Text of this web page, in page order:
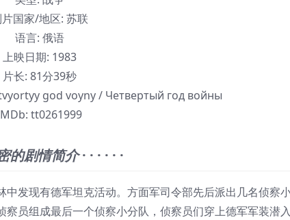
国家/地区: 苏联
语言: 俄语
上映日期: 1983
片长: 81分39秒
god voyny / Четвертый год войны
tt0261999
的剧情简介· · · · · ·
发现有德军坦克活动。方面军司令部先后派出几名侦察
员组成最后一个侦察小分队，侦察员们穿上德军军装潜